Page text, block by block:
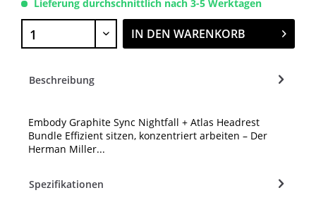
Lieferung durchschnittlich nach 3-5 Werktagen
IN DEN WARENKORB
Beschreibung
Embody Graphite Sync Nightfall + Atlas Headrest
Bundle Effizient sitzen, konzentriert arbeiten – Der
Herman Miller...
Spezifikationen